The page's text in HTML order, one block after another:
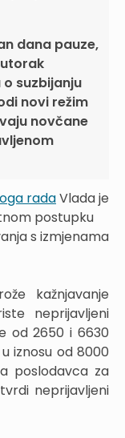
dana pauze,
suzbijanju
novi režim
novčane
radaVlada je
postupku
s izmjenama
kažnjavanje
neprijavljeni
od 2650 i 6630
iznosu od 8000
poslodavca za
neprijavljeni